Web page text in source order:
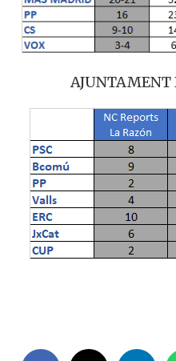
AJUNTAMENT